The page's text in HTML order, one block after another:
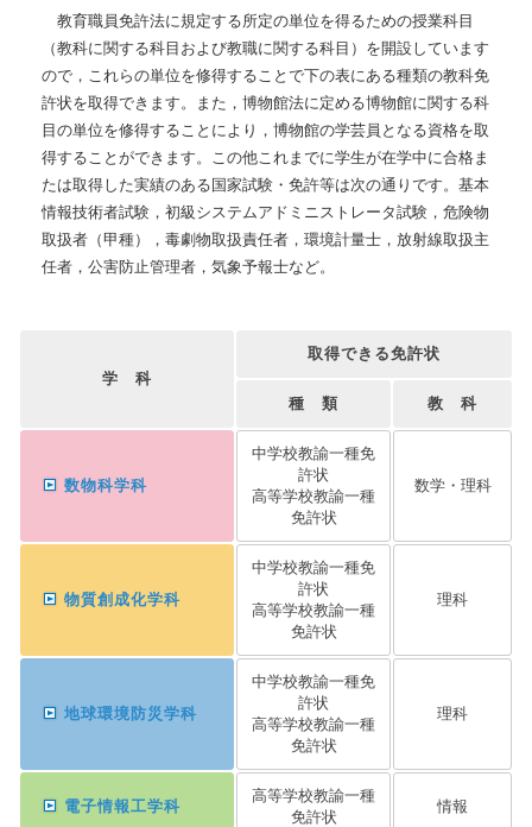
教育職員免許法に規定する所定の単位を得るための授業科目
（教科に関する科目および教職に関する科目）を開設しています
ので，これらの単位を修得することで下の表にある種類の教科免
許状を取得できます。また，博物館法に定める博物館に関する科
目の単位を修得することにより，博物館の学芸員となる資格を取
得することができます。この他これまでに学生が在学中に合格ま
たは取得した実績のある国家試験・免許等は次の通りです。基本
情報技術者試験，初級システムアドミニストレータ試験，危険物
取扱者（甲種），毒劇物取扱責任者，環境計量士，放射線取扱主
任者，公害防止管理者，気象予報士など。
学 科
取得できる免許状
種 類 教 科
数物科学科
中学校教諭一種免
許状
高等学校教諭一種
免許状
数学・理科
物質創成化学科
中学校教諭一種免
許状
高等学校教諭一種
免許状
理科
地球環境防災学科
中学校教諭一種免
許状
高等学校教諭一種
免許状
理科
電子情報工学科
高等学校教諭一種
免許状
情報